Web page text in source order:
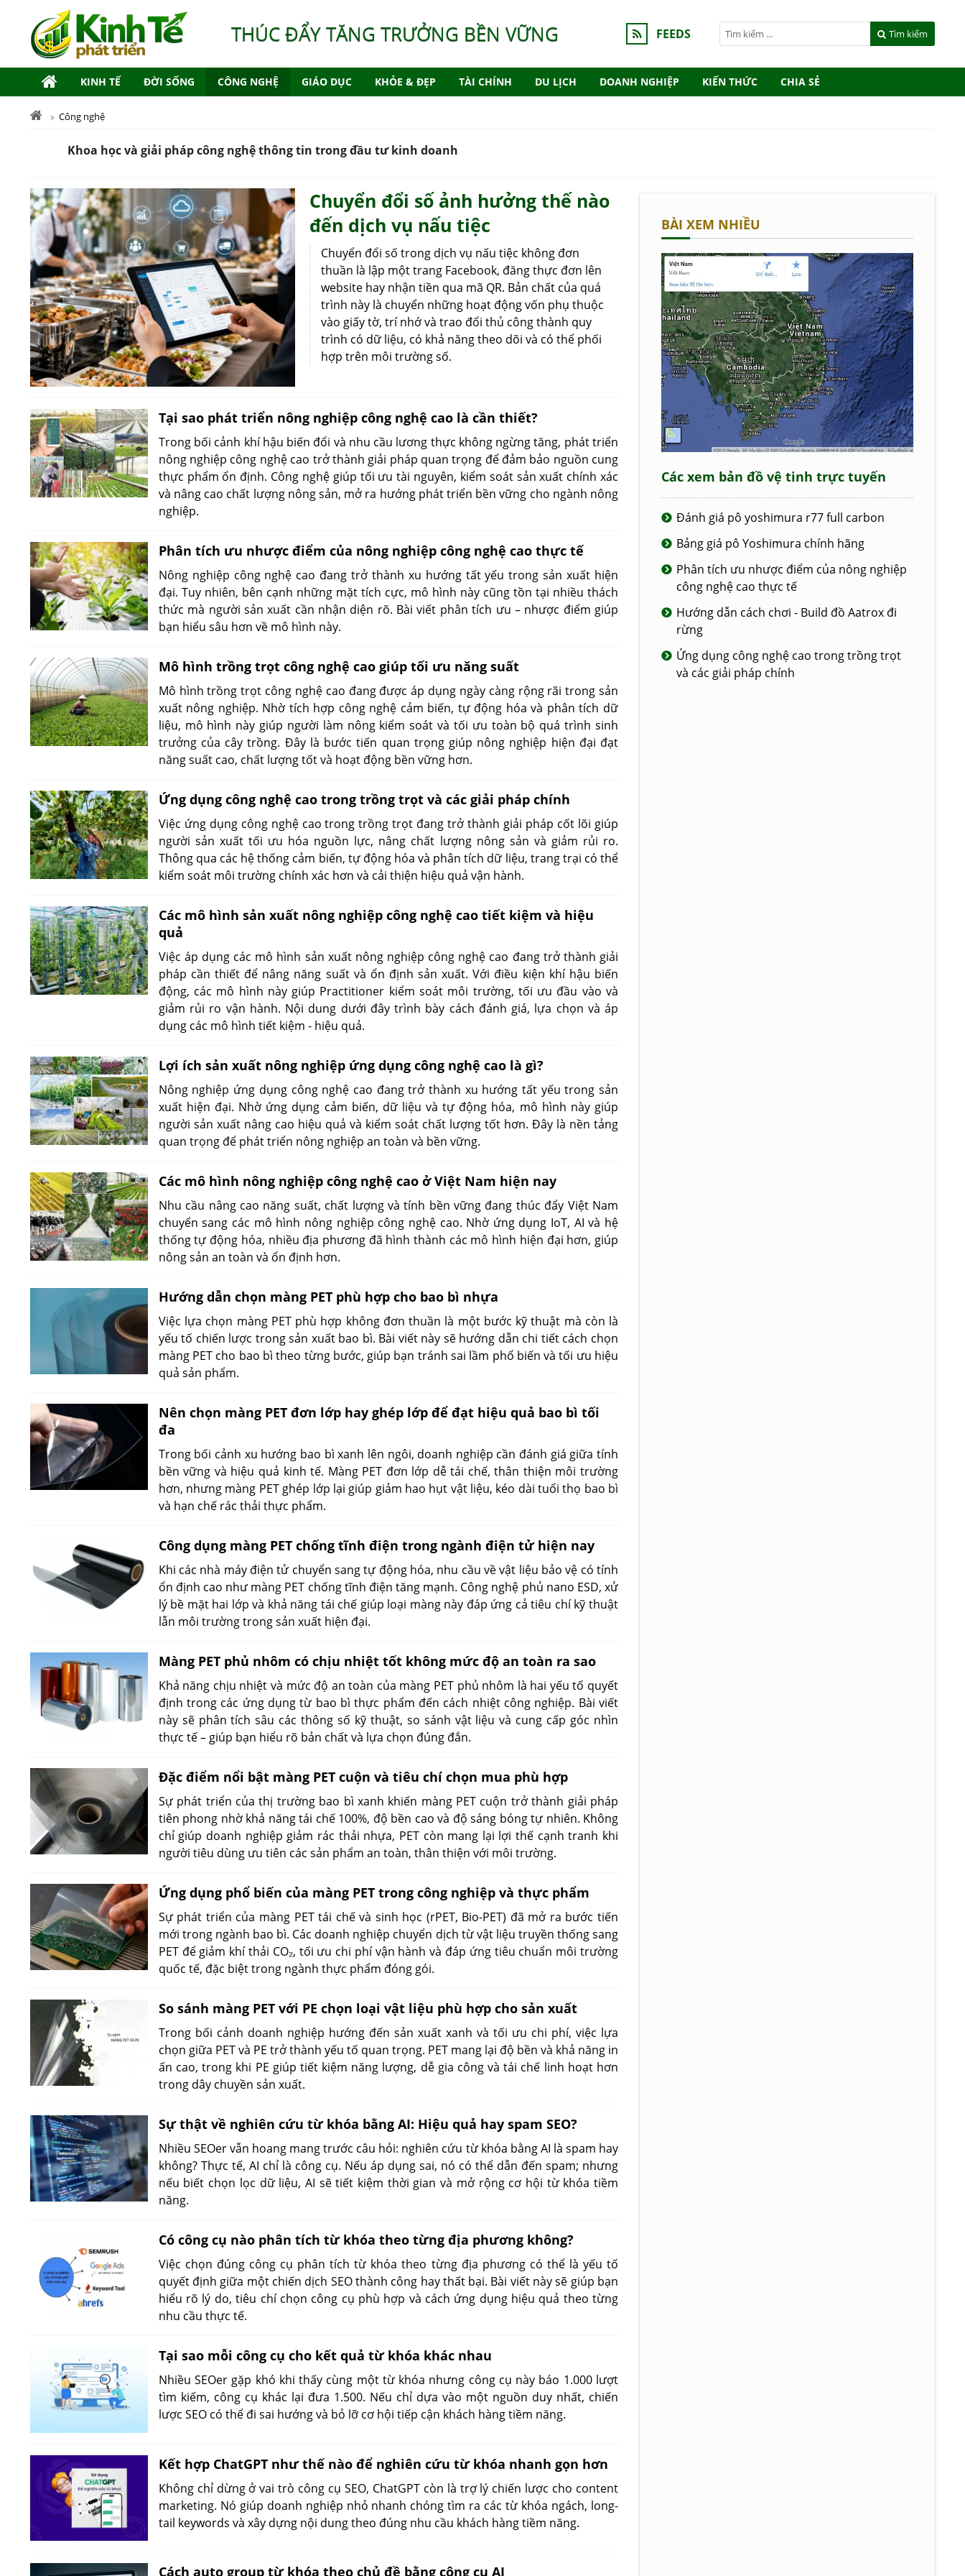
THÚC ĐẨY TĂNG TRƯỞNG BỀN VỮNG FEEDS Tìm kiếm
KINH TẾ ĐỜI SỐNG CÔNG NGHỆ GIÁO DỤC KHỎE & ĐẸP TÀI CHÍNH DU LỊCH DOANH NGHIỆP KIẾN THỨC CHIA SẺ
Công nghệ
Khoa học và giải pháp công nghệ thông tin trong đầu tư kinh doanh
Chuyển đổi số ảnh hưởng thế nào
đến dịch vụ nấu tiệc
Chuyển đổi số trong dịch vụ nấu tiệc không đơn
thuần là lập một trang Facebook, đăng thực đơn lên
website hay nhận tiền qua mã QR. Bản chất của quá
trình này là chuyển những hoạt động vốn phụ thuộc
vào giấy tờ, trí nhớ và trao đổi thủ công thành quy
trình có dữ liệu, có khả năng theo dõi và có thể phối
hợp trên môi trường số.
Tại sao phát triển nông nghiệp công nghệ cao là cần thiết?
Trong bối cảnh khí hậu biến đổi và nhu cầu lương thực không ngừng tăng, phát triển
nông nghiệp công nghệ cao trở thành giải pháp quan trọng để đảm bảo nguồn cung
thực phẩm ổn định. Công nghệ giúp tối ưu tài nguyên, kiểm soát sản xuất chính xác
và nâng cao chất lượng nông sản, mở ra hướng phát triển bền vững cho ngành nông
nghiệp.
Phân tích ưu nhược điểm của nông nghiệp công nghệ cao thực tế
Nông nghiệp công nghệ cao đang trở thành xu hướng tất yếu trong sản xuất hiện
đại. Tuy nhiên, bên cạnh những mặt tích cực, mô hình này cũng tồn tại nhiều thách
thức mà người sản xuất cần nhận diện rõ. Bài viết phân tích ưu – nhược điểm giúp
bạn hiểu sâu hơn về mô hình này.
Mô hình trồng trọt công nghệ cao giúp tối ưu năng suất
Mô hình trồng trọt công nghệ cao đang được áp dụng ngày càng rộng rãi trong sản
xuất nông nghiệp. Nhờ tích hợp công nghệ cảm biến, tự động hóa và phân tích dữ
liệu, mô hình này giúp người làm nông kiểm soát và tối ưu toàn bộ quá trình sinh
trưởng của cây trồng. Đây là bước tiến quan trọng giúp nông nghiệp hiện đại đạt
năng suất cao, chất lượng tốt và hoạt động bền vững hơn.
Ứng dụng công nghệ cao trong trồng trọt và các giải pháp chính
Việc ứng dụng công nghệ cao trong trồng trọt đang trở thành giải pháp cốt lõi giúp
người sản xuất tối ưu hóa nguồn lực, nâng chất lượng nông sản và giảm rủi ro.
Thông qua các hệ thống cảm biến, tự động hóa và phân tích dữ liệu, trang trại có thể
kiểm soát môi trường chính xác hơn và cải thiện hiệu quả vận hành.
Các mô hình sản xuất nông nghiệp công nghệ cao tiết kiệm và hiệu
quả
Việc áp dụng các mô hình sản xuất nông nghiệp công nghệ cao đang trở thành giải
pháp cần thiết để nâng năng suất và ổn định sản xuất. Với điều kiện khí hậu biến
động, các mô hình này giúp Practitioner kiểm soát môi trường, tối ưu đầu vào và
giảm rủi ro vận hành. Nội dung dưới đây trình bày cách đánh giá, lựa chọn và áp
dụng các mô hình tiết kiệm - hiệu quả.
Lợi ích sản xuất nông nghiệp ứng dụng công nghệ cao là gì?
Nông nghiệp ứng dụng công nghệ cao đang trở thành xu hướng tất yếu trong sản
xuất hiện đại. Nhờ ứng dụng cảm biến, dữ liệu và tự động hóa, mô hình này giúp
người sản xuất nâng cao hiệu quả và kiểm soát chất lượng tốt hơn. Đây là nền tảng
quan trọng để phát triển nông nghiệp an toàn và bền vững.
Các mô hình nông nghiệp công nghệ cao ở Việt Nam hiện nay
Nhu cầu nâng cao năng suất, chất lượng và tính bền vững đang thúc đẩy Việt Nam
chuyển sang các mô hình nông nghiệp công nghệ cao. Nhờ ứng dụng IoT, AI và hệ
thống tự động hóa, nhiều địa phương đã hình thành các mô hình hiện đại hơn, giúp
nông sản an toàn và ổn định hơn.
Hướng dẫn chọn màng PET phù hợp cho bao bì nhựa
Việc lựa chọn màng PET phù hợp không đơn thuần là một bước kỹ thuật mà còn là
yếu tố chiến lược trong sản xuất bao bì. Bài viết này sẽ hướng dẫn chi tiết cách chọn
màng PET cho bao bì theo từng bước, giúp bạn tránh sai lầm phổ biến và tối ưu hiệu
quả sản phẩm.
Nên chọn màng PET đơn lớp hay ghép lớp để đạt hiệu quả bao bì tối
đa
Trong bối cảnh xu hướng bao bì xanh lên ngôi, doanh nghiệp cần đánh giá giữa tính
bền vững và hiệu quả kinh tế. Màng PET đơn lớp dễ tái chế, thân thiện môi trường
hơn, nhưng màng PET ghép lớp lại giúp giảm hao hụt vật liệu, kéo dài tuổi thọ bao bì
và hạn chế rác thải thực phẩm.
Công dụng màng PET chống tĩnh điện trong ngành điện tử hiện nay
Khi các nhà máy điện tử chuyển sang tự động hóa, nhu cầu về vật liệu bảo vệ có tính
ổn định cao như màng PET chống tĩnh điện tăng mạnh. Công nghệ phủ nano ESD, xử
lý bề mặt hai lớp và khả năng tái chế giúp loại màng này đáp ứng cả tiêu chí kỹ thuật
lẫn môi trường trong sản xuất hiện đại.
Màng PET phủ nhôm có chịu nhiệt tốt không mức độ an toàn ra sao
Khả năng chịu nhiệt và mức độ an toàn của màng PET phủ nhôm là hai yếu tố quyết
định trong các ứng dụng từ bao bì thực phẩm đến cách nhiệt công nghiệp. Bài viết
này sẽ phân tích sâu các thông số kỹ thuật, so sánh vật liệu và cung cấp góc nhìn
thực tế – giúp bạn hiểu rõ bản chất và lựa chọn đúng đắn.
Đặc điểm nổi bật màng PET cuộn và tiêu chí chọn mua phù hợp
Sự phát triển của thị trường bao bì xanh khiến màng PET cuộn trở thành giải pháp
tiên phong nhờ khả năng tái chế 100%, độ bền cao và độ sáng bóng tự nhiên. Không
chỉ giúp doanh nghiệp giảm rác thải nhựa, PET còn mang lại lợi thế cạnh tranh khi
người tiêu dùng ưu tiên các sản phẩm an toàn, thân thiện với môi trường.
Ứng dụng phổ biến của màng PET trong công nghiệp và thực phẩm
Sự phát triển của màng PET tái chế và sinh học (rPET, Bio-PET) đã mở ra bước tiến
mới trong ngành bao bì. Các doanh nghiệp chuyển dịch từ vật liệu truyền thống sang
PET để giảm khí thải CO₂, tối ưu chi phí vận hành và đáp ứng tiêu chuẩn môi trường
quốc tế, đặc biệt trong ngành thực phẩm đóng gói.
So sánh màng PET với PE chọn loại vật liệu phù hợp cho sản xuất
Trong bối cảnh doanh nghiệp hướng đến sản xuất xanh và tối ưu chi phí, việc lựa
chọn giữa PET và PE trở thành yếu tố quan trọng. PET mang lại độ bền và khả năng in
ấn cao, trong khi PE giúp tiết kiệm năng lượng, dễ gia công và tái chế linh hoạt hơn
trong dây chuyền sản xuất.
Sự thật về nghiên cứu từ khóa bằng AI: Hiệu quả hay spam SEO?
Nhiều SEOer vẫn hoang mang trước câu hỏi: nghiên cứu từ khóa bằng AI là spam hay
không? Thực tế, AI chỉ là công cụ. Nếu áp dụng sai, nó có thể dẫn đến spam; nhưng
nếu biết chọn lọc dữ liệu, AI sẽ tiết kiệm thời gian và mở rộng cơ hội từ khóa tiềm
năng.
Có công cụ nào phân tích từ khóa theo từng địa phương không?
Việc chọn đúng công cụ phân tích từ khóa theo từng địa phương có thể là yếu tố
quyết định giữa một chiến dịch SEO thành công hay thất bại. Bài viết này sẽ giúp bạn
hiểu rõ lý do, tiêu chí chọn công cụ phù hợp và cách ứng dụng hiệu quả theo từng
nhu cầu thực tế.
Tại sao mỗi công cụ cho kết quả từ khóa khác nhau
Nhiều SEOer gặp khó khi thấy cùng một từ khóa nhưng công cụ này báo 1.000 lượt
tìm kiếm, công cụ khác lại đưa 1.500. Nếu chỉ dựa vào một nguồn duy nhất, chiến
lược SEO có thể đi sai hướng và bỏ lỡ cơ hội tiếp cận khách hàng tiềm năng.
Kết hợp ChatGPT như thế nào để nghiên cứu từ khóa nhanh gọn hơn
Không chỉ dừng ở vai trò công cụ SEO, ChatGPT còn là trợ lý chiến lược cho content
marketing. Nó giúp doanh nghiệp nhỏ nhanh chóng tìm ra các từ khóa ngách, long-
tail keywords và xây dựng nội dung theo đúng nhu cầu khách hàng tiềm năng.
Cách auto group từ khóa theo chủ đề bằng công cụ AI
BÀI XEM NHIỀU
Các xem bản đồ vệ tinh trực tuyến
Đánh giá pô yoshimura r77 full carbon
Bảng giá pô Yoshimura chính hãng
Phân tích ưu nhược điểm của nông nghiệp
công nghệ cao thực tế
Hướng dẫn cách chơi - Build đồ Aatrox đi
rừng
Ứng dụng công nghệ cao trong trồng trọt
và các giải pháp chính